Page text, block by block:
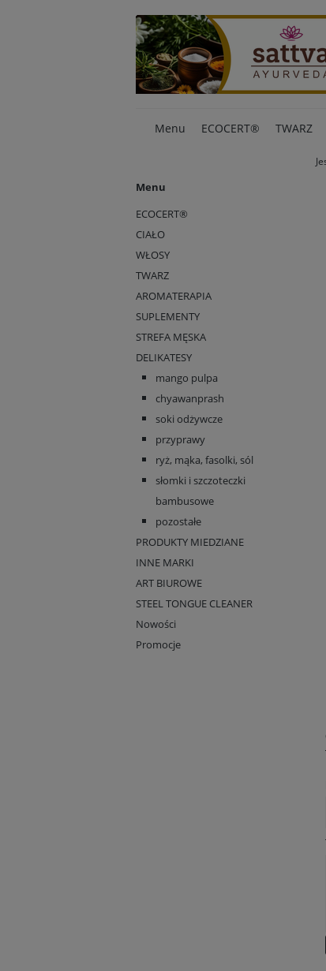
Menu ECOCERT® TWARZ
Menu
ECOCERT®
CIAŁO
WŁOSY
TWARZ
AROMATERAPIA
SUPLEMENTY
STREFA MĘSKA
DELIKATESY
mango pulpa
chyawanprash
soki odżywcze
przyprawy
ryż, mąka, fasolki, sól
słomki i szczoteczki
bambusowe
pozostałe
PRODUKTY MIEDZIANE
INNE MARKI
ART BIUROWE
STEEL TONGUE CLEANER
Nowości
Promocje